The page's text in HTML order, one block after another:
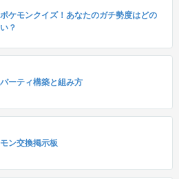
ケモンクイズ！あなたのガチ勢度はどの
？
ーティ構築と組み方
ン交換掲示板